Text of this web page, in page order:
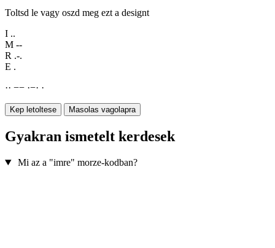
Toltsd le vagy oszd meg ezt a designt
I ..
M --
R .-.
E .
·· −− ·−· ·
Kep letoltese Masolas vagolapra
Gyakran ismetelt kerdesek
Mi az a "imre" morze-kodban?